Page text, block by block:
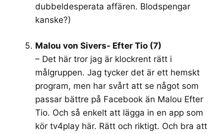
dubbeldesperata affären. Blodspengar
kanske?)
Malou von Sivers- Efter Tio (7)
– Det här tror jag är klockrent rätt i
målgruppen. Jag tycker det är ett hemskt
program, men har svårt att se något som
passar bättre på Facebook än Malou Efter
Tio. Och så enkelt att lägga in en app som
kör tv4play här. Rätt och riktigt. Och bra att